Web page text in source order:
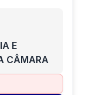
E
CÂMARA